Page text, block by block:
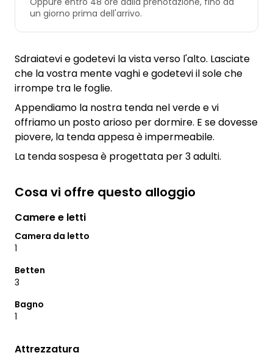
un giorno prima dell'arrivo.
Sdraiatevi e godetevi la vista verso l'alto. Lasciate
che la vostra mente vaghi e godetevi il sole che
irrompe tra le foglie.
Appendiamo la nostra tenda nel verde e vi
offriamo un posto arioso per dormire. E se dovesse
piovere, la tenda appesa è impermeabile.
La tenda sospesa è progettata per 3 adulti.
Cosa vi offre questo alloggio
Camere e letti
Camera da letto
1
Betten
3
Bagno
1
Attrezzatura